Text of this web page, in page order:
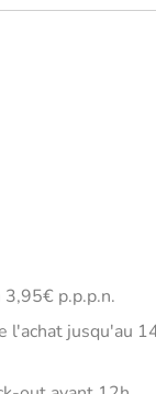
p.p.p.n.
l'achat jusqu'au